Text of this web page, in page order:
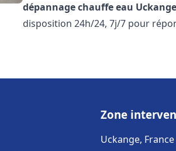
dépannage chauffe eau Uckange
disposition 24h/24, 7j/7 pour
Zone
Uckange, France